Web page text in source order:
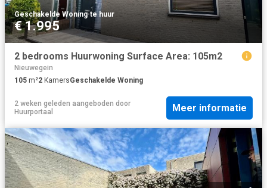
Geschakelde Woning·te huur
€ 1.995
2 bedrooms Huurwoning Surface Area: 105m2
Nieuwegein
105 m²2 KamersGeschakelde Woning
2 weken geleden aangeboden door
Huurportaal
Meer informatie